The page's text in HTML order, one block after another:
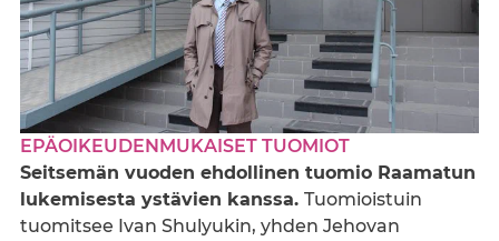
EPÄOIKEUDENMUKAISET TUOMIOT
Seitsemän vuoden ehdollinen tuomio Raamatun
lukemisesta ystävien kanssa. Tuomioistuin
tuomitsee Ivan Shulyukin, yhden Jehovan